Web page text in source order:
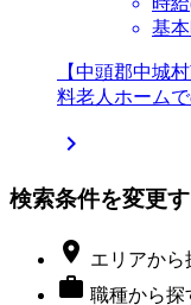
基
【中頭郡中城
料老人ホーム

検索条件を変更
 エリアから
 職種から探